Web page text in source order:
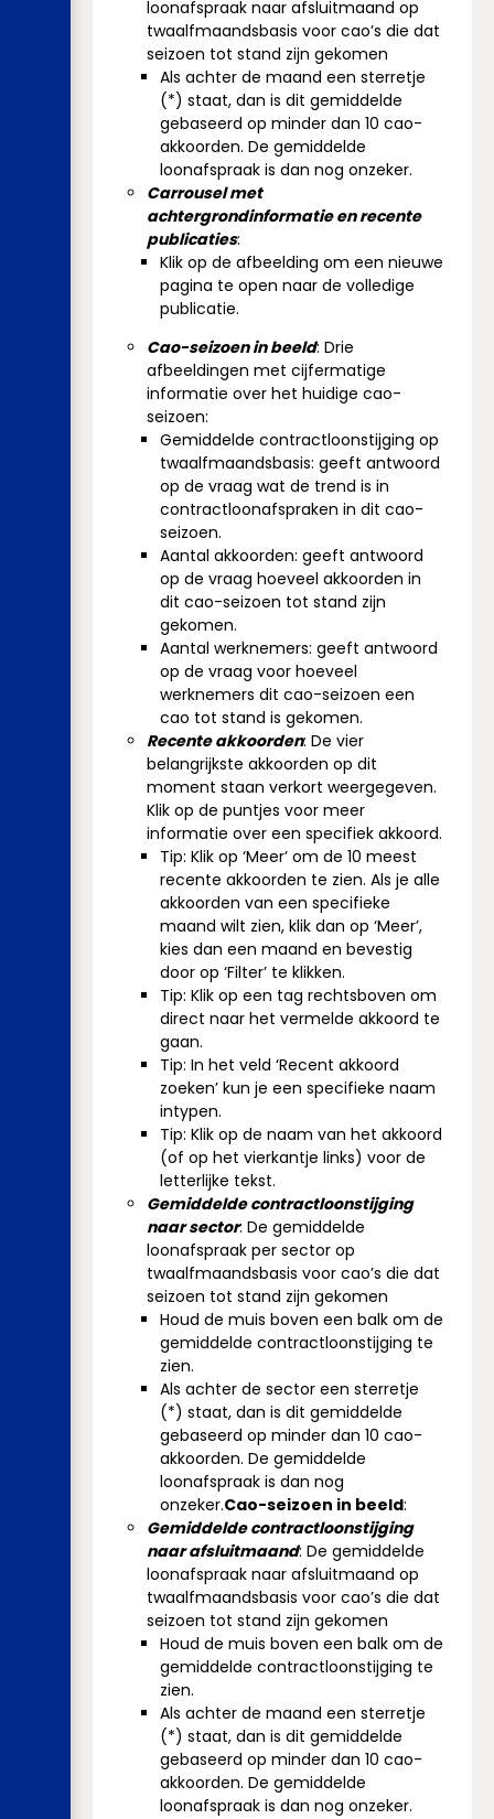
loonafspraak naar afsluitmaand op
twaalfmaandsbasis voor cao’s die dat
seizoen tot stand zijn gekomen
Als achter de maand een sterretje
(*) staat, dan is dit gemiddelde
gebaseerd op minder dan 10 cao-
akkoorden. De gemiddelde
loonafspraak is dan nog onzeker.
Carrousel met
achtergrondinformatie en recente
publicaties:
Klik op de afbeelding om een nieuwe
pagina te open naar de volledige
publicatie.
Cao-seizoen in beeld: Drie
afbeeldingen met cijfermatige
informatie over het huidige cao-
seizoen:
Gemiddelde contractloonstijging op
twaalfmaandsbasis: geeft antwoord
op de vraag wat de trend is in
contractloonafspraken in dit cao-
seizoen.
Aantal akkoorden: geeft antwoord
op de vraag hoeveel akkoorden in
dit cao-seizoen tot stand zijn
gekomen.
Aantal werknemers: geeft antwoord
op de vraag voor hoeveel
werknemers dit cao-seizoen een
cao tot stand is gekomen.
Recente akkoorden: De vier
belangrijkste akkoorden op dit
moment staan verkort weergegeven.
Klik op de puntjes voor meer
informatie over een specifiek akkoord.
Tip: Klik op ‘Meer’ om de 10 meest
recente akkoorden te zien. Als je alle
akkoorden van een specifieke
maand wilt zien, klik dan op ‘Meer’,
kies dan een maand en bevestig
door op ‘Filter’ te klikken.
Tip: Klik op een tag rechtsboven om
direct naar het vermelde akkoord te
gaan.
Tip: In het veld ‘Recent akkoord
zoeken’ kun je een specifieke naam
intypen.
Tip: Klik op de naam van het akkoord
(of op het vierkantje links) voor de
letterlijke tekst.
Gemiddelde contractloonstijging
naar sector: De gemiddelde
loonafspraak per sector op
twaalfmaandsbasis voor cao’s die dat
seizoen tot stand zijn gekomen
Houd de muis boven een balk om de
gemiddelde contractloonstijging te
zien.
Als achter de sector een sterretje
(*) staat, dan is dit gemiddelde
gebaseerd op minder dan 10 cao-
akkoorden. De gemiddelde
loonafspraak is dan nog
onzeker.Cao-seizoen in beeld:
Gemiddelde contractloonstijging
naar afsluitmaand: De gemiddelde
loonafspraak naar afsluitmaand op
twaalfmaandsbasis voor cao’s die dat
seizoen tot stand zijn gekomen
Houd de muis boven een balk om de
gemiddelde contractloonstijging te
zien.
Als achter de maand een sterretje
(*) staat, dan is dit gemiddelde
gebaseerd op minder dan 10 cao-
akkoorden. De gemiddelde
loonafspraak is dan nog onzeker.